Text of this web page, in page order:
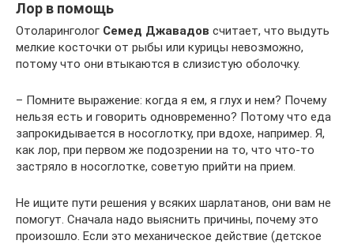
Лор в помощь
Отоларинголог Семед Джавадов считает, что выдуть
мелкие косточки от рыбы или курицы невозможно,
потому что они втыкаются в слизистую оболочку.
– Помните выражение: когда я ем, я глух и нем? Почему
нельзя есть и говорить одновременно? Потому что еда
запрокидывается в носоглотку, при вдохе, например. Я,
как лор, при первом же подозрении на то, что что-то
застряло в носоглотке, советую прийти на прием.
Не ищите пути решения у всяких шарлатанов, они вам не
помогут. Сначала надо выяснить причины, почему это
произошло. Если это механическое действие (детское